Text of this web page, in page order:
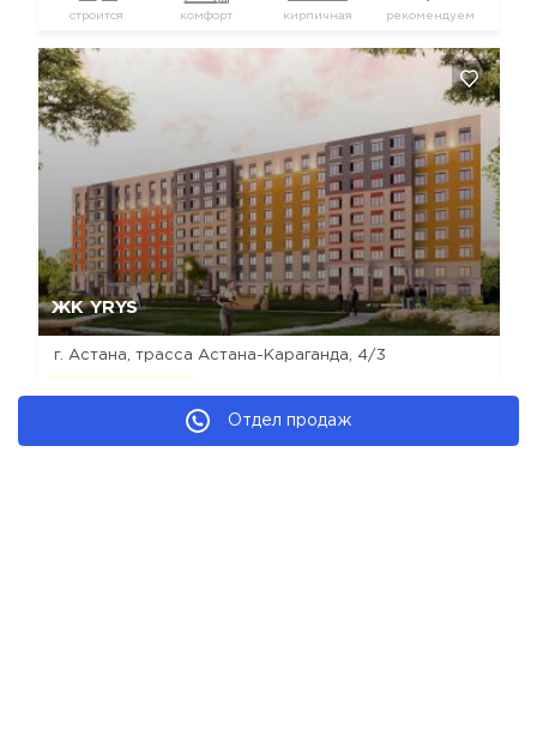
Отдел продаж
строится комфорт кирпичная рекомендуем
ЖК YRYS
г. Астана, ​трасса Астана-Караганда, 4/3
Да, удалить Отмена